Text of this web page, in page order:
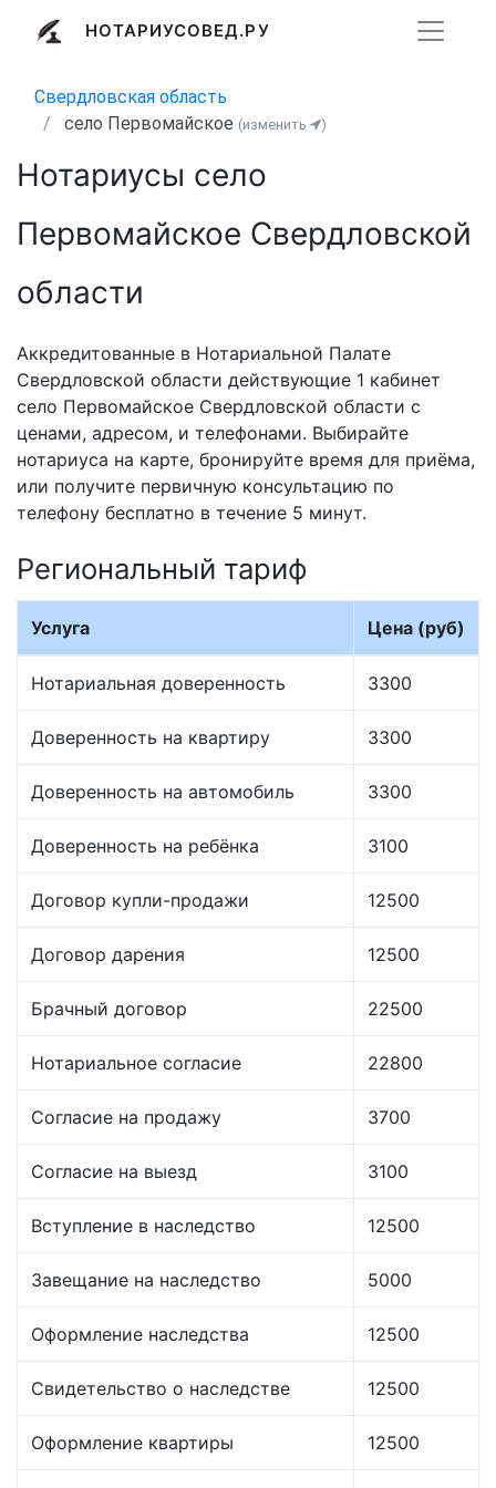
НОТАРИУСОВЕД.РУ
Свердловская область
село Первомайское (изменить )
Нотариусы село
Первомайское Свердловской
области
Аккредитованные в Нотариальной Палате
Свердловской области действующие 1 кабинет
село Первомайское Свердловской области с
ценами, адресом, и телефонами. Выбирайте
нотариуса на карте, бронируйте время для приёма,
или получите первичную консультацию по
телефону бесплатно в течение 5 минут.
Региональный тариф
Услуга Цена (руб)
Нотариальная доверенность 3300
Доверенность на квартиру 3300
Доверенность на автомобиль 3300
Доверенность на ребёнка 3100
Договор купли-продажи 12500
Договор дарения 12500
Брачный договор 22500
Нотариальное согласие 22800
Согласие на продажу 3700
Согласие на выезд 3100
Вступление в наследство 12500
Завещание на наследство 5000
Оформление наследства 12500
Свидетельство о наследстве 12500
Оформление квартиры 12500